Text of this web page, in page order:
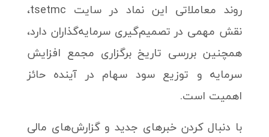
روند معاملاتی این نماد در سایت tsetmc،
نقش مهمی در تصمیم‌گیری سرمایه‌گذاران دارد،
همچنین بررسی تاریخ برگزاری مجمع افزایش
سرمایه و توزیع سود سهام در آینده حائز
اهمیت است.
با دنبال کردن خبرهای جدید و گزارش‌های مالی